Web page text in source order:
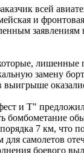
всей
и
заявлениям
замену
и Т"
бомбометание
7 км,
самолетов
боевого